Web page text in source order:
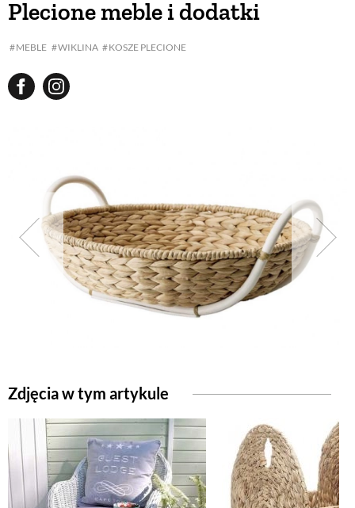
Plecione meble i dodatki
MEBLE WIKLINA KOSZE PLECIONE
Zdjęcia w tym artykule
BUDUJEMY DOM
ROŚLINY OGRODOWE
PORADY
ZIELEŃ W DOMU
NATURALNIE
URODA
NATURALNA APTECZKA